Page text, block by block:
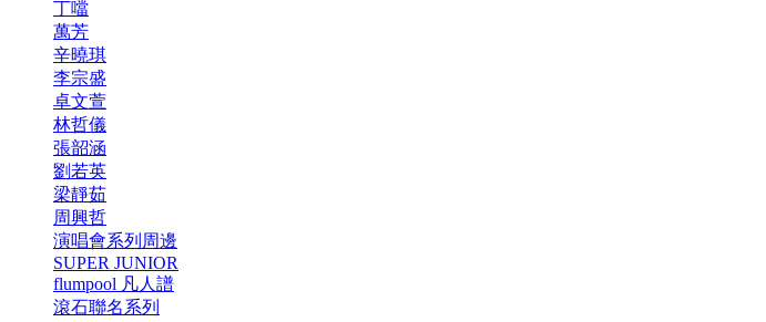
丁噹
萬芳
辛曉琪
李宗盛
卓文萱
林哲儀
張韶涵
劉若英
梁靜茹
周興哲
演唱會系列周邊
SUPER JUNIOR
flumpool 凡人譜
滾石聯名系列